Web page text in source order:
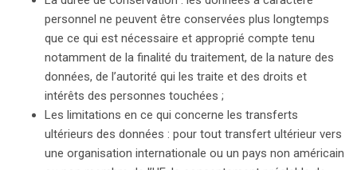
personnel ne peuvent être conservées plus longtemps
que ce qui est nécessaire et approprié compte tenu
notamment de la finalité du traitement, de la nature des
données, de l’autorité qui les traite et des droits et
intérêts des personnes touchées ;
Les limitations en ce qui concerne les transferts
ultérieurs des données : pour tout transfert ultérieur vers
une organisation internationale ou un pays non américain